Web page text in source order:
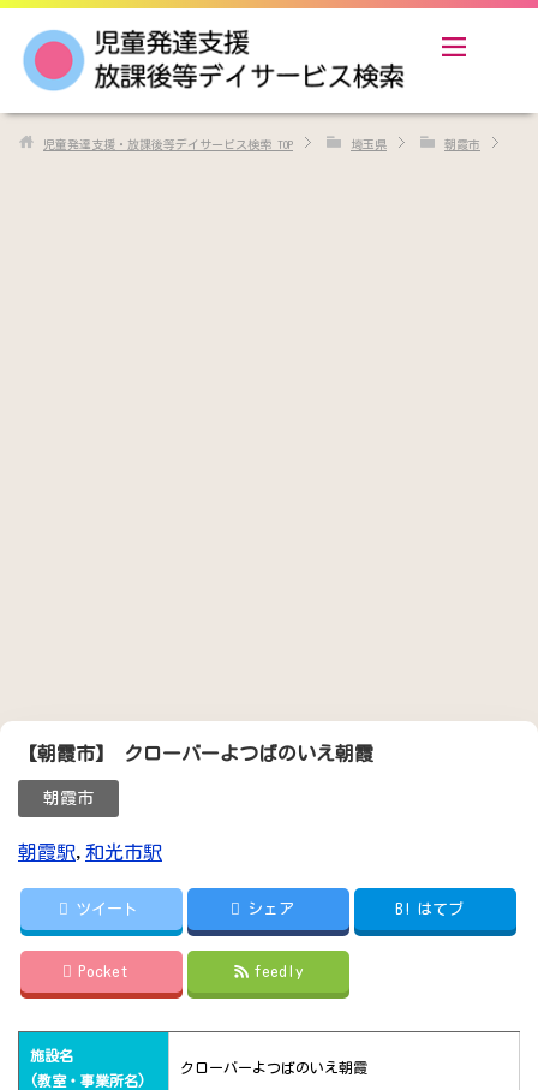
児童発達支援・放課後等デイサービス検索 TOP 埼玉県 朝霞市
【朝霞市】 クローバーよつばのいえ朝霞
朝霞市
朝霞駅, 和光市駅
ツイート シェア B! はてブ
Pocket feedly
施設名
(教室・事業所名)
クローバーよつばのいえ朝霞